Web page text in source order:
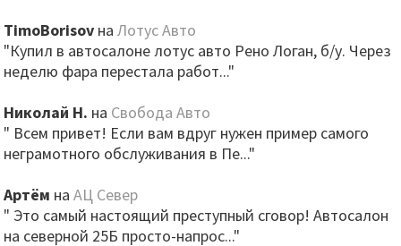
TimoBorisov наЛотус Авто
"Купил в автосалоне лотус авто Рено Логан, б/у. Через
неделю фара перестала работ..."
Николай Н. на Свобода Авто
" Всем привет! Если вам вдруг нужен пример самого
неграмотного обслуживания в Пе..."
Артём наАЦ Север
" Это самый настоящий преступный сговор! Автосалон
на северной 25Б просто-напрос..."